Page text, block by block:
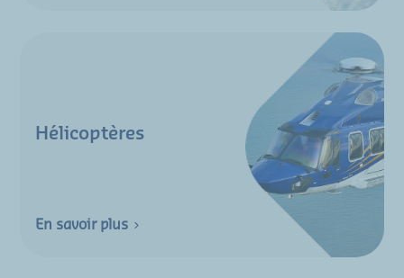
Hélicoptères
En savoir plus